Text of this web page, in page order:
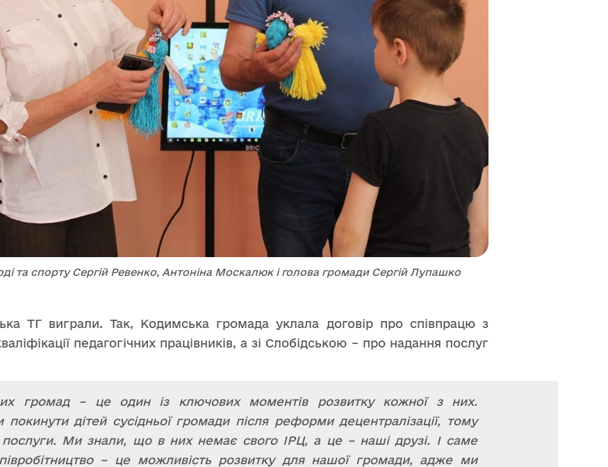
та спорту Сергій Ревенко, Антоніна Москалюк і голова громади Сергій Лупашко
ТГ виграли. Так, Кодимська громада уклала договір про співпрацю з
педагогічних працівників, а зі Слобідською – про надання послуг
громад – це один із ключових моментів розвитку кожної з них.
дітей сусідньої громади після реформи децентралізації, тому
Ми знали, що в них немає свого ІРЦ, а це – наші друзі. І саме
– це можливість розвитку для нашої громади, адже ми